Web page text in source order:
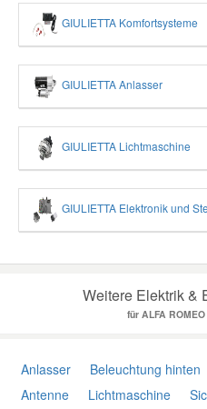
GIULIETTA Komfortsysteme
GIULIETTA Anlasser
GIULIETTA Lichtmaschine
GIULIETTA Elektronik und
Weitere Elektrik &
für ALFA ROMEO
Anlasser Beleuchtung hinten
Antenne
Lichtmaschine